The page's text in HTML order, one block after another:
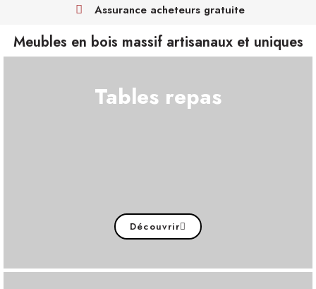
Assurance acheteurs gratuite
Meubles en bois massif artisanaux et uniques
Tables repas
Découvrir